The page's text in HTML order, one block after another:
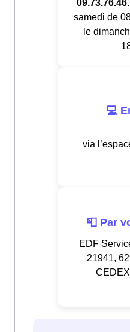
samedi de
le
💻
via
📮 Par
EDF
21941,